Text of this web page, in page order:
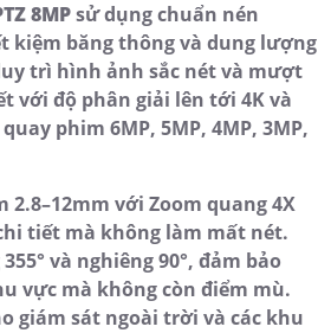
8MPsử dụng chuẩn nén
kiệm băng thông và dung lượng
trì hình ảnh sắc nét và mượt
với độ phân giải lên tới 4K và
phim 6MP, 5MP, 4MP, 3MP,
2.8–12mm với Zoom quang 4X
tiết mà không làm mất nét.
và nghiêng 90°, đảm bảo
vực mà không còn điểm mù.
giám sát ngoài trời và các khu